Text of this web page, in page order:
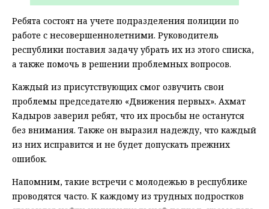
Ребята состоят на учете подразделения полиции по
работе с несовершеннолетними. Руководитель
республики поставил задачу убрать их из этого списка,
а также помочь в решении проблемных вопросов.
Каждый из присутствующих смог озвучить свои
проблемы председателю «Движения первых». Ахмат
Кадыров заверил ребят, что их просьбы не останутся
без внимания. Также он выразил надежду, что каждый
из них исправится и не будет допускать прежних
ошибок.
Напомним, такие встречи с молодежью в республике
проводятся часто. К каждому из трудных подростков